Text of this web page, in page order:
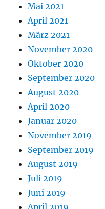
Mai 2021
April 2021
März 2021
November 2020
Oktober 2020
September 2020
August 2020
April 2020
Januar 2020
November 2019
September 2019
August 2019
Juli 2019
Juni 2019
April 2019